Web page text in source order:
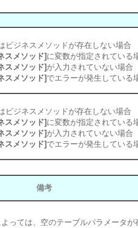
ビジネスメソッドが存在しない場合
スメソッド] に変数が指定されている
スメソッド] が入力されていない場合
スメソッド] でエラーが発生している
ビジネスメソッドが存在しない場合
スメソッド] に変数が指定されている
スメソッド] が入力されていない場合
スメソッド] でエラーが発生している
備考
っては、空のテーブルパラメータ